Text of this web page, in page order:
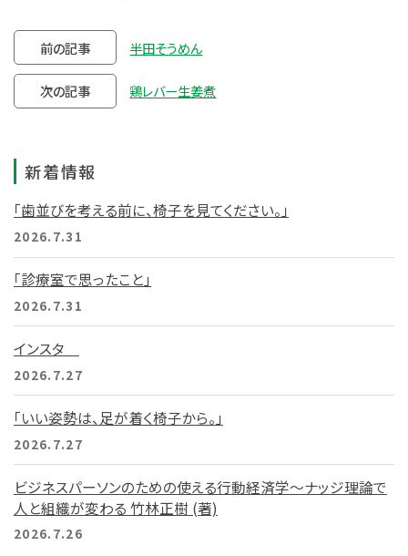
前の記事 半田そうめん
次の記事 鶏レバー生姜煮
新着情報
「歯並びを考える前に、椅子を見てください。」
2026.7.31
「診療室で思ったこと」
2026.7.31
インスタ
2026.7.27
「いい姿勢は、足が着く椅子から。」
2026.7.27
ビジネスパーソンのための使える行動経済学～ナッジ理論で
人と組織が変わる 竹林正樹 (著)
2026.7.26